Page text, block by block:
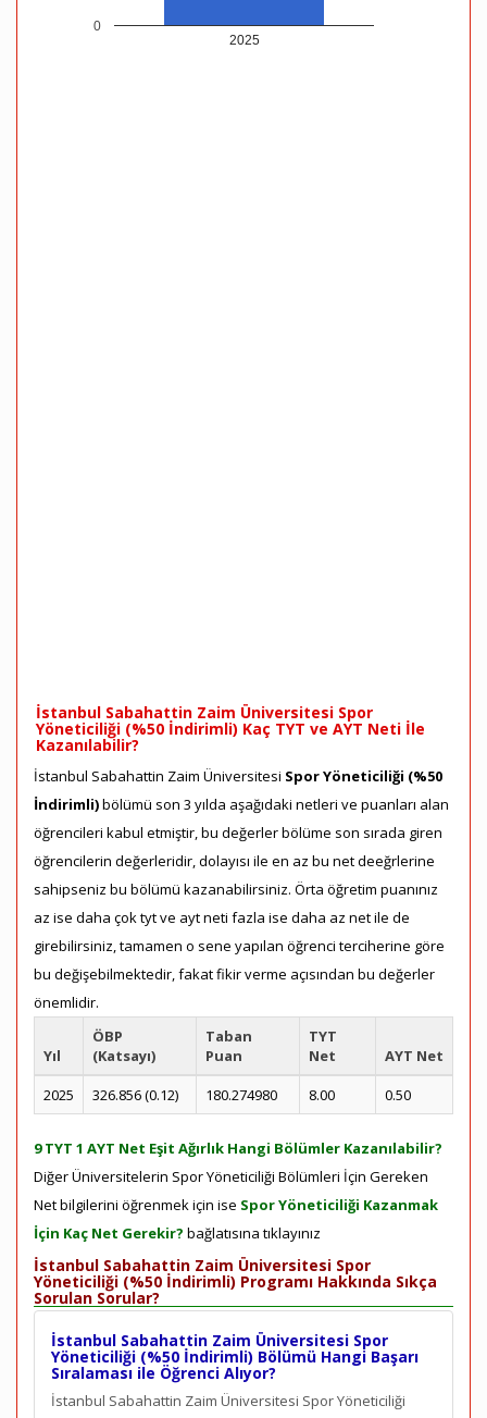
2025
0
İstanbul Sabahattin Zaim Üniversitesi Spor
Yöneticiliği (%50 İndirimli) Kaç TYT ve AYT Neti İle
Kazanılabilir?
İstanbul Sabahattin Zaim Üniversitesi Spor Yöneticiliği (%50
İndirimli)bölümü son 3 yılda aşağıdaki netleri ve puanları alan
öğrencileri kabul etmiştir, bu değerler bölüme son sırada giren
öğrencilerin değerleridir, dolayısı ile en az bu net deeğrlerine
sahipseniz bu bölümü kazanabilirsiniz. Örta öğretim puanınız
az ise daha çok tyt ve ayt neti fazla ise daha az net ile de
girebilirsiniz, tamamen o sene yapılan öğrenci terciherine göre
bu değişebilmektedir, fakat fikir verme açısından bu değerler
önemlidir.
Yıl
ÖBP
(Katsayı)
Taban
Puan
TYT
Net
AYT Net
2025
326.856 (0.12) 180.274980 8.00 0.50
9 TYT 1 AYT Net Eşit Ağırlık Hangi Bölümler Kazanılabilir?
Diğer Üniversitelerin Spor Yöneticiliği Bölümleri İçin Gereken
Net bilgilerini öğrenmek için ise Spor Yöneticiliği Kazanmak
İçin Kaç Net Gerekir? bağlatısına tıklayınız
İstanbul Sabahattin Zaim Üniversitesi Spor
Yöneticiliği (%50 İndirimli) Programı Hakkında Sıkça
Sorulan Sorular?
İstanbul Sabahattin Zaim Üniversitesi Spor
Yöneticiliği (%50 İndirimli) Bölümü Hangi Başarı
Sıralaması ile Öğrenci Alıyor?
İstanbul Sabahattin Zaim Üniversitesi Spor Yöneticiliği